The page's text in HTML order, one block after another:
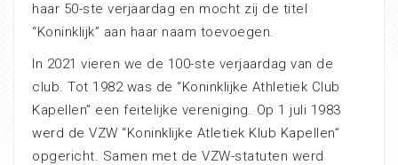
haar 50-ste verjaardag en mocht zij de titel
“Koninklijk” aan haar naam toevoegen.
In 2021 vieren we de 100-ste verjaardag van de
club. Tot 1982 was de “Koninklijke Athletiek Club
Kapellen” een feitelijke vereniging. Op 1 juli 1983
werd de VZW “Koninklijke Atletiek Klub Kapellen”
opgericht. Samen met de VZW-statuten werd